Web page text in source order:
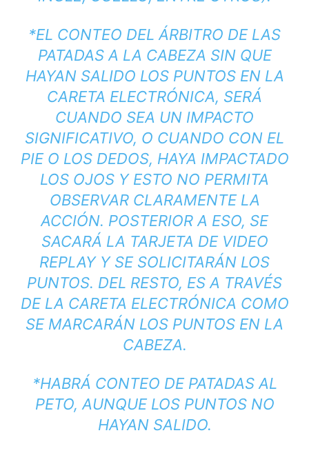
*EL CONTEO DEL ÁRBITRO DE LAS
PATADAS A LA CABEZA SIN QUE
HAYAN SALIDO LOS PUNTOS EN LA
CARETA ELECTRÓNICA, SERÁ
CUANDO SEA UN IMPACTO
SIGNIFICATIVO, O CUANDO CON EL
PIE O LOS DEDOS, HAYA IMPACTADO
LOS OJOS Y ESTO NO PERMITA
OBSERVAR CLARAMENTE LA
ACCIÓN. POSTERIOR A ESO, SE
SACARÁ LA TARJETA DE VIDEO
REPLAY Y SE SOLICITARÁN LOS
PUNTOS. DEL RESTO, ES A TRAVÉS
DE LA CARETA ELECTRÓNICA COMO
SE MARCARÁN LOS PUNTOS EN LA
CABEZA.
*HABRÁ CONTEO DE PATADAS AL
PETO, AUNQUE LOS PUNTOS NO
HAYAN SALIDO.